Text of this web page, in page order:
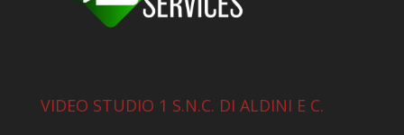
VIDEO STUDIO 1 S.N.C. DI ALDINI E C.